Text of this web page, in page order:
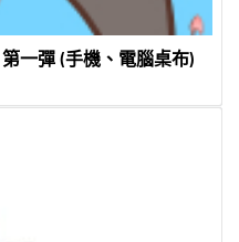
一彈 (手機、電腦桌布)